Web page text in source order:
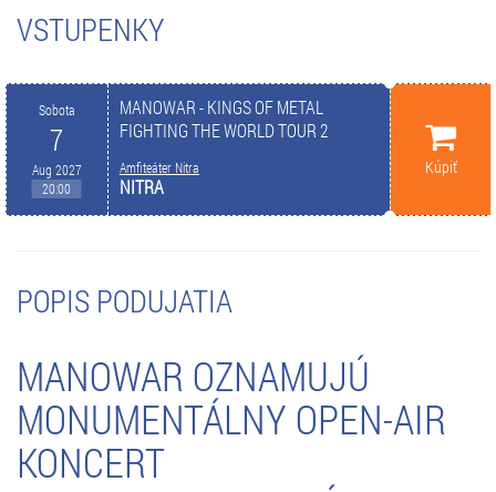
VSTUPENKY
Sobota
7
Aug 2027
20:00
MANOWAR - KINGS OF METAL
FIGHTING THE WORLD TOUR 2
Amfiteáter Nitra
NITRA
Kúpiť
POPIS PODUJATIA
MANOWAR OZNAMUJÚ
MONUMENTÁLNY OPEN-AIR
KONCERT